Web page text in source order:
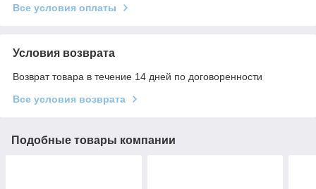
Все условия оплаты
Условия возврата
Возврат товара в течение 14 дней по договоренности
Все условия возврата
Подобные товары компании